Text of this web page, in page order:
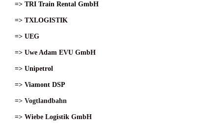
=> TRI Train Rental GmbH
=> TXLOGISTIK
=> UEG
=> Uwe Adam EVU GmbH
=> Unipetrol
=> Viamont DSP
=> Vogtlandbahn
=> Wiebe Logistik GmbH